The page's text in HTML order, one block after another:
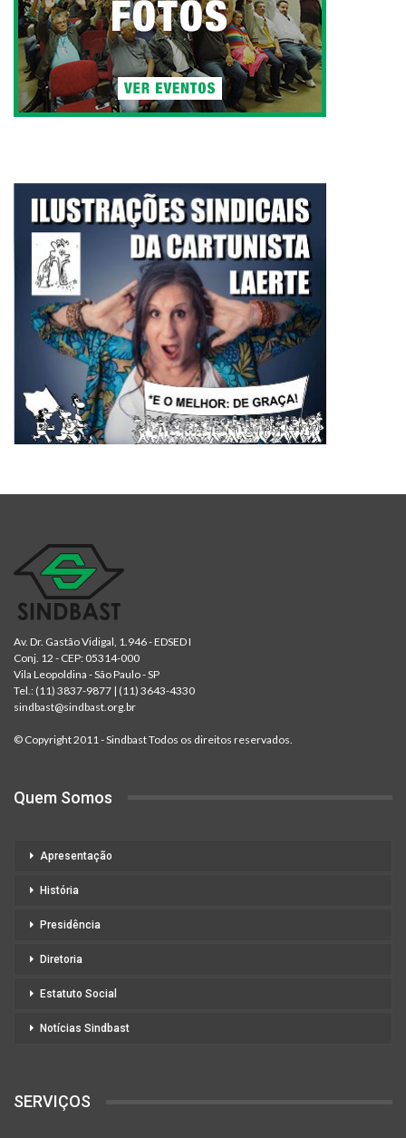
Av. Dr. Gastão Vidigal, 1.946 - EDSED I
Conj. 12 - CEP: 05314-000
Vila Leopoldina - São Paulo - SP
Tel.: (11) 3837-9877 | (11) 3643-4330
sindbast@sindbast.org.br
© Copyright 2011 - Sindbast Todos os direitos reservados.
Quem Somos
Apresentação
História
Presidência
Diretoria
Estatuto Social
Notícias Sindbast
SERVIÇOS